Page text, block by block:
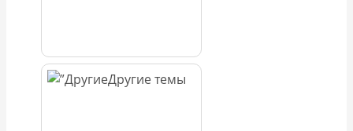
Другие темы